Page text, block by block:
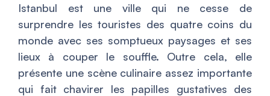
Istanbul est une ville qui ne cesse de
surprendre les touristes des quatre coins du
monde avec ses somptueux paysages et ses
lieux à couper le souffle. Outre cela, elle
présente une scène culinaire assez importante
qui fait chavirer les papilles gustatives des